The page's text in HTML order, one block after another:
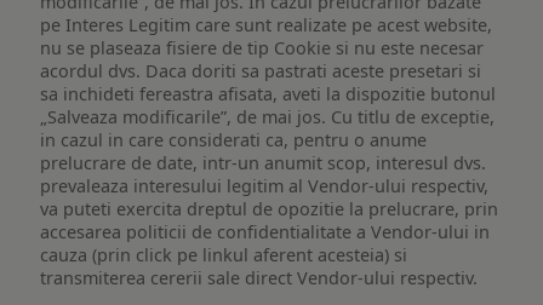
pe Interes Legitim care sunt realizate pe acest website,
nu se plaseaza fisiere de tip Cookie si nu este necesar
acordul dvs. Daca doriti sa pastrati aceste presetari si
sa inchideti fereastra afisata, aveti la dispozitie butonul
„Salveaza modificarile”, de mai jos. Cu titlu de exceptie,
in cazul in care considerati ca, pentru o anume
prelucrare de date, intr-un anumit scop, interesul dvs.
prevaleaza interesului legitim al Vendor-ului respectiv,
va puteti exercita dreptul de opozitie la prelucrare, prin
accesarea politicii de confidentialitate a Vendor-ului in
cauza (prin click pe linkul aferent acesteia) si
transmiterea cererii sale direct Vendor-ului respectiv.